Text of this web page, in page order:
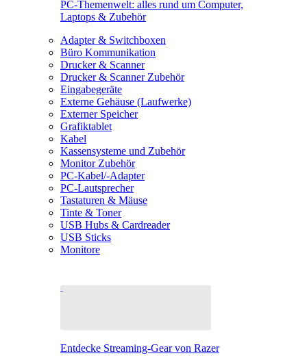
PC-Themenwelt: alles rund um Computer,
Laptops & Zubehör
Adapter & Switchboxen
Büro Kommunikation
Drucker & Scanner
Drucker & Scanner Zubehör
Eingabegeräte
Externe Gehäuse (Laufwerke)
Externer Speicher
Grafiktablet
Kabel
Kassensysteme und Zubehör
Monitor Zubehör
PC-Kabel/-Adapter
PC-Lautsprecher
Tastaturen & Mäuse
Tinte & Toner
USB Hubs & Cardreader
USB Sticks
Monitore
Entdecke Streaming-Gear von Razer